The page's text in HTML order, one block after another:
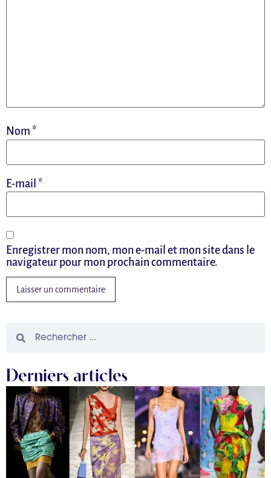
Nom *
E-mail *
Enregistrer mon nom, mon e-mail et mon site dans le
navigateur pour mon prochain commentaire.
Derniers articles